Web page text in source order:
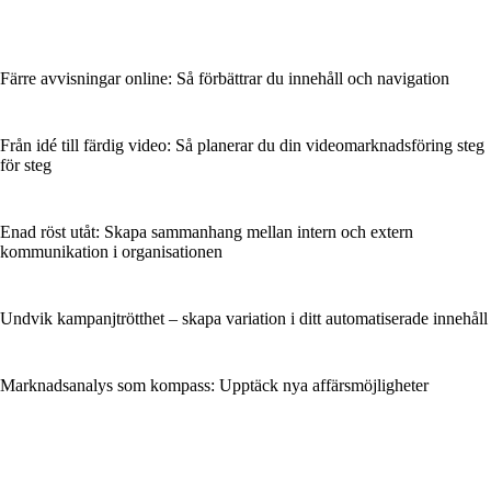
Färre avvisningar online: Så förbättrar du innehåll och navigation
Från idé till färdig video: Så planerar du din videomarknadsföring steg
för steg
Enad röst utåt: Skapa sammanhang mellan intern och extern
kommunikation i organisationen
Undvik kampanjtrötthet – skapa variation i ditt automatiserade innehåll
Marknadsanalys som kompass: Upptäck nya affärsmöjligheter